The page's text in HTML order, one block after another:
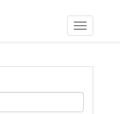
Toggle